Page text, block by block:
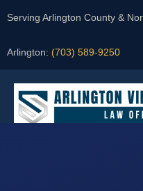
Serving Arlington County &
Arlington: (703) 589-9250